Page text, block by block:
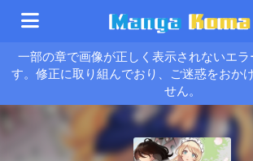
一部の章で画像が正しく表示されないエラ
す。修正に取り組んでおり、ご迷惑をおか
せん。